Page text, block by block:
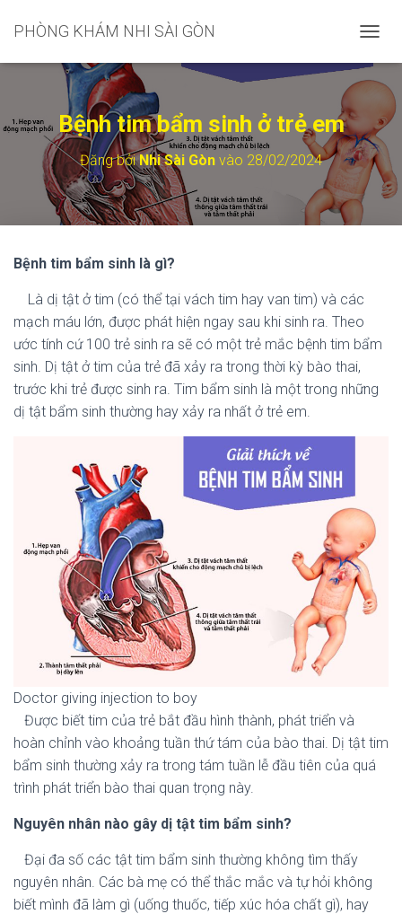
PHÒNG KHÁM NHI SÀI GÒN
H
U
N
Đ
Ổ
I
H
Í
H
Bệnh tim bẩm sinh ở trẻ em
Đăng bởiNhi Sài Gòn vào 28/02/2024
Bệnh tim bẩm sinh là gì?
Là dị tật ở tim (có thể tại vách tim hay van tim) và các
mạch máu lớn, được phát hiện ngay sau khi sinh ra. Theo
ước tính cứ 100 trẻ sinh ra sẽ có một trẻ mắc bệnh tim bẩm
sinh. Dị tật ở tim của trẻ đã xảy ra trong thời kỳ bào thai,
trước khi trẻ được sinh ra. Tim bẩm sinh là một trong những
dị tật bẩm sinh thường hay xảy ra nhất ở trẻ em.
Doctor giving injection to boy
Được biết tim của trẻ bắt đầu hình thành, phát triển và
hoàn chỉnh vào khoảng tuần thứ tám của bào thai. Dị tật tim
bẩm sinh thường xảy ra trong tám tuần lễ đầu tiên của quá
trình phát triển bào thai quan trọng này.
Nguyên nhân nào gây dị tật tim bẩm sinh?
Đại đa số các tật tim bẩm sinh thường không tìm thấy
nguyên nhân. Các bà mẹ có thể thắc mắc và tự hỏi không
biết mình đã làm gì (uống thuốc, tiếp xúc hóa chất gì), hay